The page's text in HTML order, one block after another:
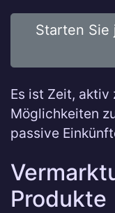
Starten Sie
Es ist Zeit, aktiv
Möglichkeiten
passive
Produkte